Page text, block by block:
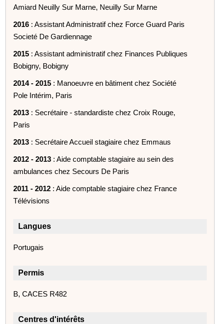
Amiard Neuilly Sur Marne, Neuilly Sur Marne
2016 : Assistant Administratif chez Force Guard Paris
Societé De Gardiennage
2015 : Assistant administratif chez Finances Publiques
Bobigny, Bobigny
2014 - 2015 : Manoeuvre en bâtiment chez Société
Pole Intérim, Paris
2013 : Secrétaire - standardiste chez Croix Rouge,
Paris
2013 : Secrétaire Accueil stagiaire chez Emmaus
2012 - 2013 : Aide comptable stagiaire au sein des
ambulances chez Secours De Paris
2011 - 2012 : Aide comptable stagiaire chez France
Télévisions
Langues
Portugais
Permis
B, CACES R482
Centres d'intérêts